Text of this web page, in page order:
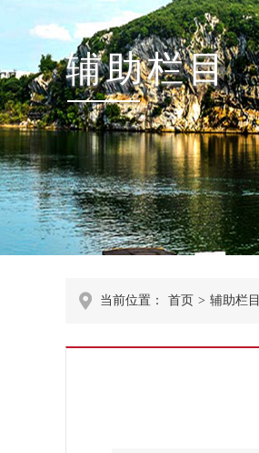
辅助栏目
当前位置： 首页 > 辅助栏目